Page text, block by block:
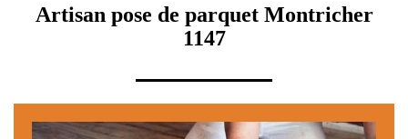
Artisan pose de parquet Montricher
1147